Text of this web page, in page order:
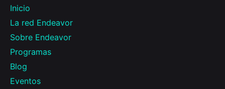
Inicio
La red Endeavor
Sobre Endeavor
Programas
Blog
Eventos